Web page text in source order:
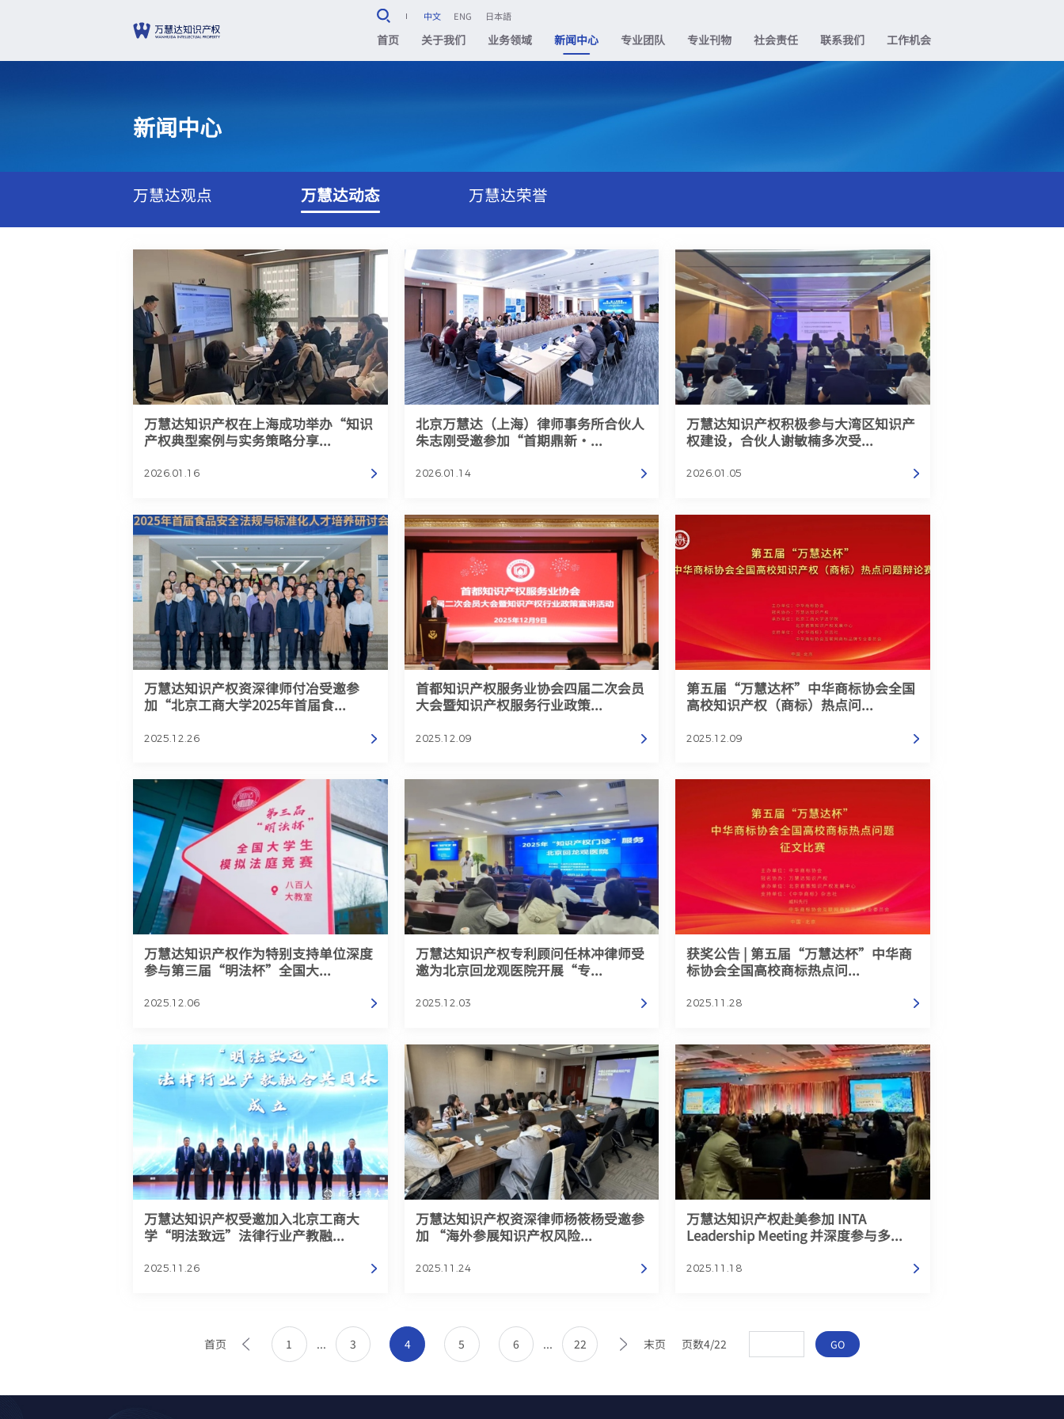
中文 ENG 日本語
首页 关于我们 业务领域 新闻中心 专业团队 专业刊物 社会责任 联系我们 工作机会
新闻中心
万慧达观点 万慧达动态 万慧达荣誉
万慧达知识产权在上海成功举办“知识
产权典型案例与实务策略分享...
2026.01.16
北京万慧达（上海）律师事务所合伙人
朱志刚受邀参加“首期鼎新•...
2026.01.14
万慧达知识产权积极参与大湾区知识产
权建设，合伙人谢敏楠多次受...
2026.01.05
万慧达知识产权资深律师付冶受邀参
加“北京工商大学2025年首届食...
2025.12.26
首都知识产权服务业协会四届二次会员
大会暨知识产权服务行业政策...
2025.12.09
第五届“万慧达杯”中华商标协会全国
高校知识产权（商标）热点问...
2025.12.09
万慧达知识产权作为特别支持单位深度
参与第三届“明法杯”全国大...
2025.12.06
万慧达知识产权专利顾问任林冲律师受
邀为北京回龙观医院开展“专...
2025.12.03
获奖公告 | 第五届“万慧达杯”中华商
标协会全国高校商标热点问...
2025.11.28
万慧达知识产权受邀加入北京工商大
学“明法致远”法律行业产教融...
2025.11.26
万慧达知识产权资深律师杨筱杨受邀参
加 “海外参展知识产权风险...
2025.11.24
万慧达知识产权赴美参加 INTA
Leadership Meeting 并深度参与多...
2025.11.18
首页 1 ... 3 4 5 6 ... 22 末页 页数4/22